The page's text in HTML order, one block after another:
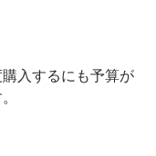
入するにも予算が